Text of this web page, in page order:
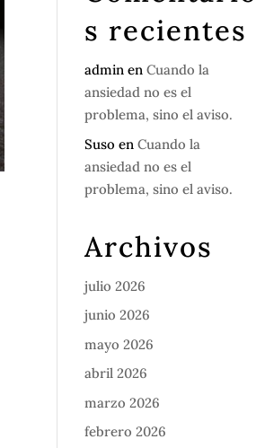
s recientes
admin enCuando la
ansiedad no es el
problema, sino el aviso.
Suso enCuando la
ansiedad no es el
problema, sino el aviso.
Archivos
julio 2026
junio 2026
mayo 2026
abril 2026
marzo 2026
febrero 2026